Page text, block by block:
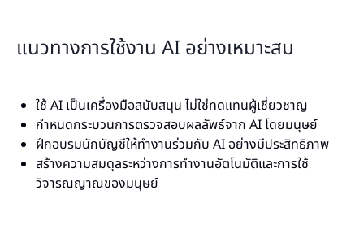
แนวทางการใช้งาน AI อย่างเหมาะสม
ใช้ AI เป็นเครื่องมือสนับสนุน ไม่ใช่ทดแทนผู้เชี่ยวชาญ
กำหนดกระบวนการตรวจสอบผลลัพธ์จาก AI โดยมนุษย์
ฝึกอบรมนักบัญชีให้ทำงานร่วมกับ AI อย่างมีประสิทธิภาพ
สร้างความสมดุลระหว่างการทำงานอัตโนมัติและการใช้
วิจารณญาณของมนุษย์